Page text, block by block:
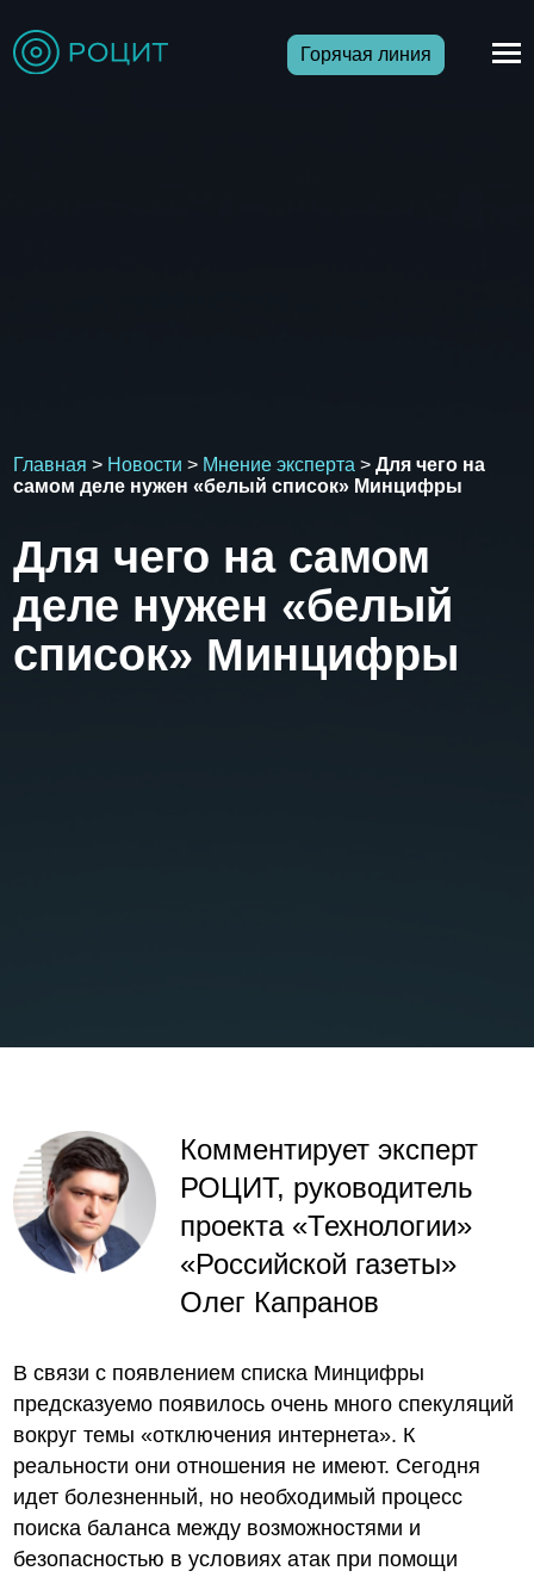
Горячая линия
Главная > Новости > Мнение эксперта >Для чего на
самом деле нужен «белый список» Минцифры
Для чего на самом
деле нужен «белый
список» Минцифры
Комментирует эксперт
РОЦИТ, руководитель
проекта «Технологии»
«Российской газеты»
Олег Капранов
В связи с появлением списка Минцифры
предсказуемо появилось очень много спекуляций
вокруг темы «отключения интернета». К
реальности они отношения не имеют. Сегодня
идет болезненный, но необходимый процесс
поиска баланса между возможностями и
безопасностью в условиях атак при помощи